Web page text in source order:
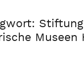
Stiftung
Museen